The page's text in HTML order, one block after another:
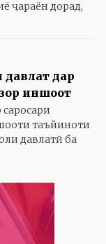
ҷараён дорад,
давлат дар
иншоот
саросари
таъйиноти
давлатӣ ба